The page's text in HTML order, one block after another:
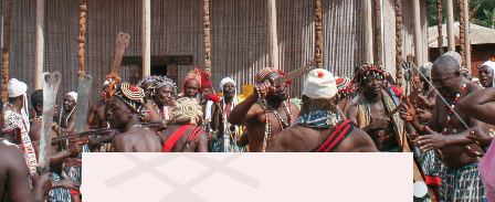
DU